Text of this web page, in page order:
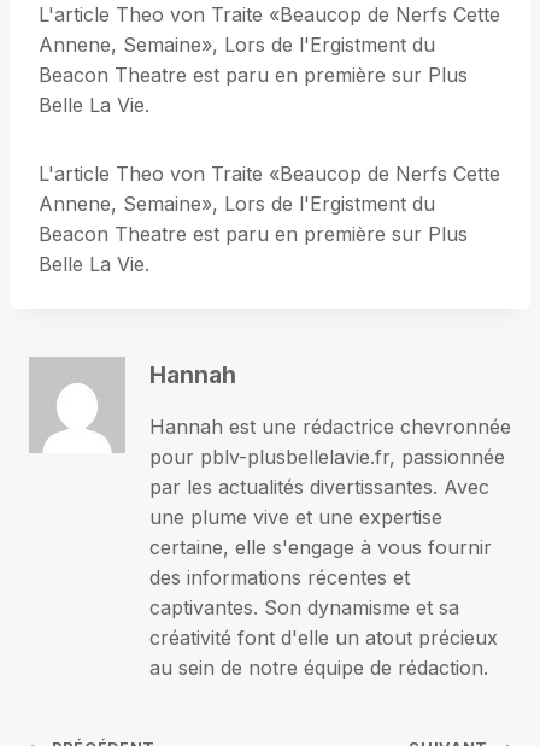
L'article Theo von Traite «Beaucop de Nerfs Cette
Annene, Semaine», Lors de l'Ergistment du
Beacon Theatre est paru en première sur Plus
Belle La Vie.
L'article Theo von Traite «Beaucop de Nerfs Cette
Annene, Semaine», Lors de l'Ergistment du
Beacon Theatre est paru en première sur Plus
Belle La Vie.
Hannah
Hannah est une rédactrice chevronnée
pour pblv-plusbellelavie.fr, passionnée
par les actualités divertissantes. Avec
une plume vive et une expertise
certaine, elle s'engage à vous fournir
des informations récentes et
captivantes. Son dynamisme et sa
créativité font d'elle un atout précieux
au sein de notre équipe de rédaction.